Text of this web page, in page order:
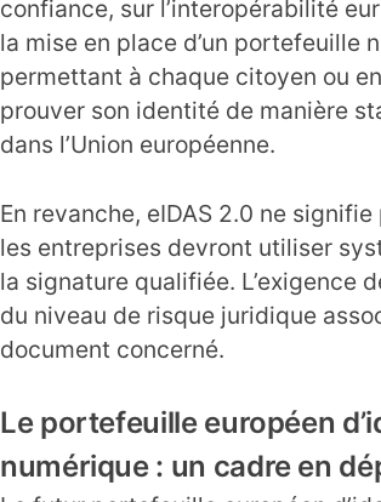
confiance, sur l’interopérabilité
la mise en place d’un portefeuille
permettant à chaque citoyen ou
prouver son identité de manière
dans l’Union européenne.
En revanche, eIDAS 2.0 ne
les entreprises devront utiliser
la signature qualifiée. L’exigence
du niveau de risque juridique
document concerné.
Le portefeuille européen
numérique : un cadre en